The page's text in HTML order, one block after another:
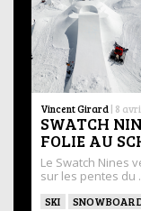
Vincent Girard | 8
SWATCH
FOLIE AU
Le Swatch Nines
sur les pentes du
SKI